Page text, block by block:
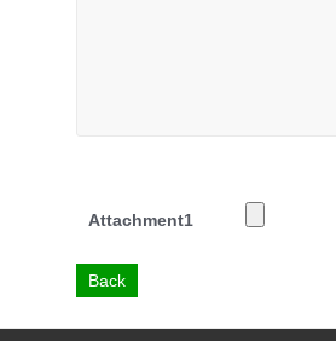
Attachment1
Back